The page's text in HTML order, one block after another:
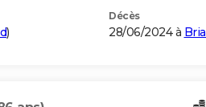
)
Décès
28/06/2024 à